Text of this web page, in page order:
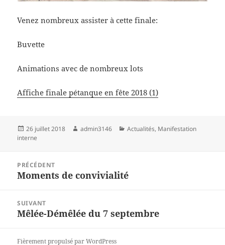
Venez nombreux assister à cette finale:
Buvette
Animations avec de nombreux lots
Affiche finale pétanque en fête 2018 (1)
Publié
le
26 juillet 2018 Auteur
admin3146 Catégories
Actualités, Manifestation
interne
l’article
PRÉCÉDENT
Article
Moments de convivialité
SUIVANT
Article
Mêlée-Démêlée du 7 septembre
Fièrement propulsé par WordPress